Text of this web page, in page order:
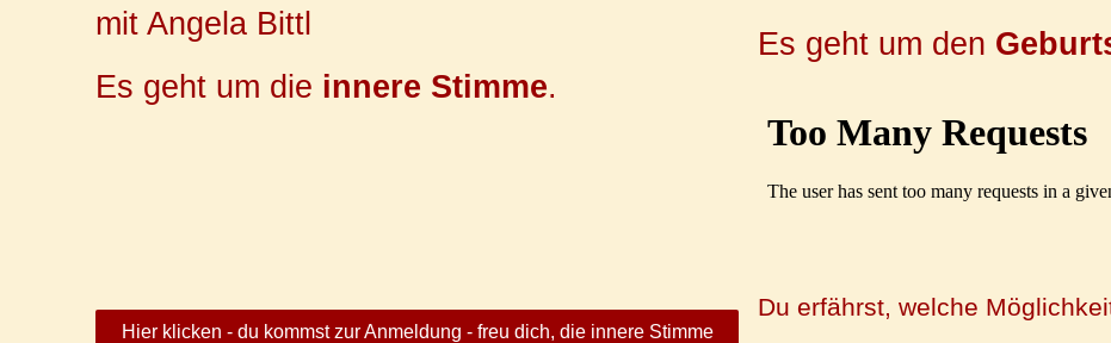
mit Angela Bittl
Es geht um die innere Stimme.
Hier klicken - du kommst zur Anmeldung - freu dich, die innere Stimme
Es geht um den
Du erfährst, welche